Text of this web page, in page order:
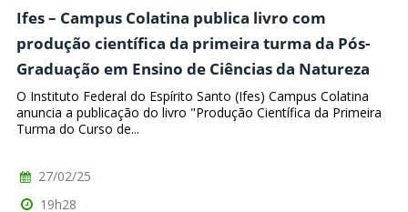
Ifes – Campus Colatina publica livro com
produção científica da primeira turma da Pós-
Graduação em Ensino de Ciências da Natureza
O Instituto Federal do Espírito Santo (Ifes) Campus Colatina
anuncia a publicação do livro "Produção Científica da Primeira
Turma do Curso de...
27/02/25
19h28